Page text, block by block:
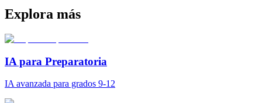
Explora más
IA para Preparatoria
IA avanzada para grados 9-12